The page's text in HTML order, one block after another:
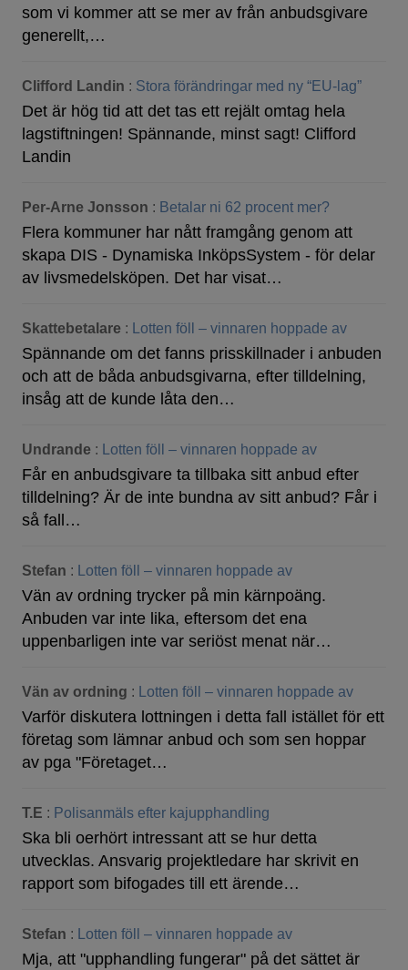
som vi kommer att se mer av från anbudsgivare
generellt,…
Clifford Landin : Stora förändringar med ny “EU-lag”
Det är hög tid att det tas ett rejält omtag hela
lagstiftningen! Spännande, minst sagt! Clifford
Landin
Per-Arne Jonsson : Betalar ni 62 procent mer?
Flera kommuner har nått framgång genom att
skapa DIS - Dynamiska InköpsSystem - för delar
av livsmedelsköpen. Det har visat…
Skattebetalare : Lotten föll – vinnaren hoppade av
Spännande om det fanns prisskillnader i anbuden
och att de båda anbudsgivarna, efter tilldelning,
insåg att de kunde låta den…
Undrande : Lotten föll – vinnaren hoppade av
Får en anbudsgivare ta tillbaka sitt anbud efter
tilldelning? Är de inte bundna av sitt anbud? Får i
så fall…
Stefan : Lotten föll – vinnaren hoppade av
Vän av ordning trycker på min kärnpoäng.
Anbuden var inte lika, eftersom det ena
uppenbarligen inte var seriöst menat när…
Vän av ordning : Lotten föll – vinnaren hoppade av
Varför diskutera lottningen i detta fall istället för ett
företag som lämnar anbud och som sen hoppar
av pga "Företaget…
T.E : Polisanmäls efter kajupphandling
Ska bli oerhört intressant att se hur detta
utvecklas. Ansvarig projektledare har skrivit en
rapport som bifogades till ett ärende…
Stefan : Lotten föll – vinnaren hoppade av
Mja, att "upphandling fungerar" på det sättet är